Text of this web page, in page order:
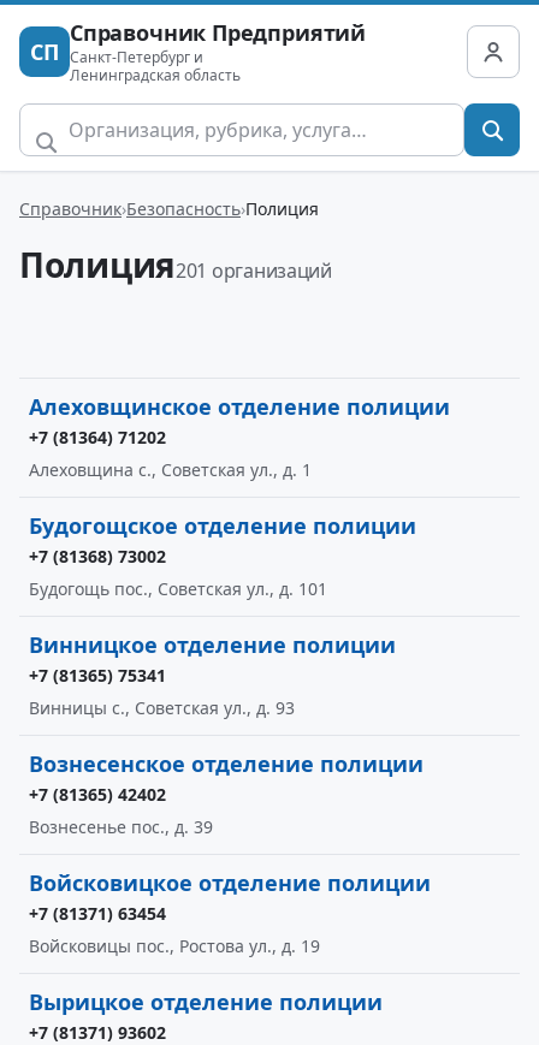
СП
Справочник Предприятий
Санкт-Петербург и
Ленинградская область
Справочник Безопасность Полиция
Полиция201 организаций
Алеховщинское отделение полиции
+7 (81364) 71202
Алеховщина с., Советская ул., д. 1
Будогощское отделение полиции
+7 (81368) 73002
Будогощь пос., Советская ул., д. 101
Винницкое отделение полиции
+7 (81365) 75341
Винницы с., Советская ул., д. 93
Вознесенское отделение полиции
+7 (81365) 42402
Вознесенье пос., д. 39
Войсковицкое отделение полиции
+7 (81371) 63454
Войсковицы пос., Ростова ул., д. 19
Вырицкое отделение полиции
+7 (81371) 93602